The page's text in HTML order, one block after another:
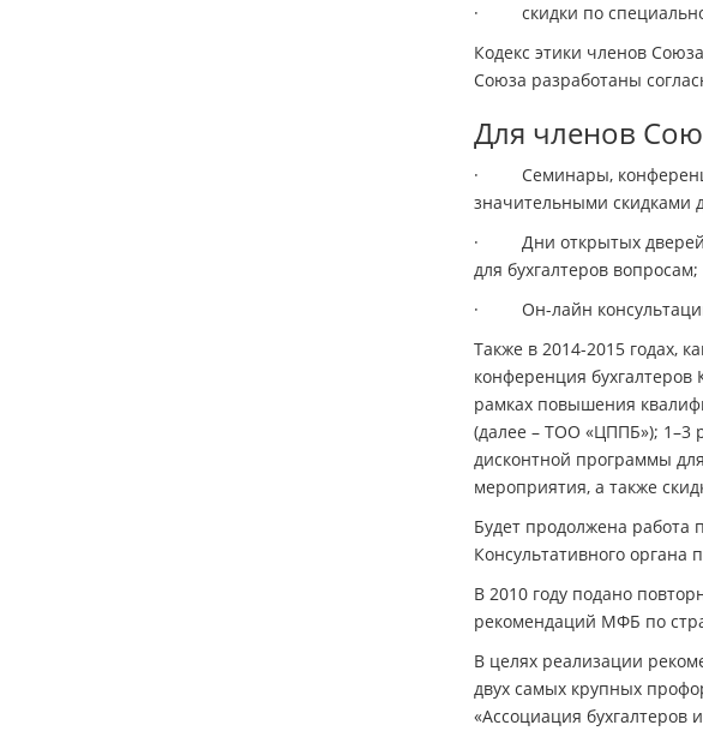
· скидки по
Кодекс этики членов
Союза разработаны
Для членов
· Семинары,
значительными скидками
· Дни открытых дверей»
для бухгалтеров вопросам;
· Он-лайн консультации
Также в 2014-2015 годах,
конференция бухгалтеров
рамках повышения
(далее – ТОО «ЦППБ»); 1–3
дисконтной программы
мероприятия, а также
Будет продолжена работа
Консультативного
В 2010 году подано
рекомендаций МФБ по
В целях реализации
двух самых крупных
«Ассоциация